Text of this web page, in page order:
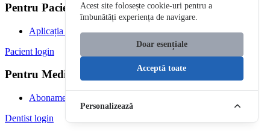
Pentru Pacienți
Aplicația pacientului
Pacient login
Pentru Medici și Clinici
Abonamente RecomandDentist
Dentist login
Acest site folosește cookie-uri pentru a
îmbunătăți experiența de navigare.
Doar esențiale
Acceptă toate
Personalizează